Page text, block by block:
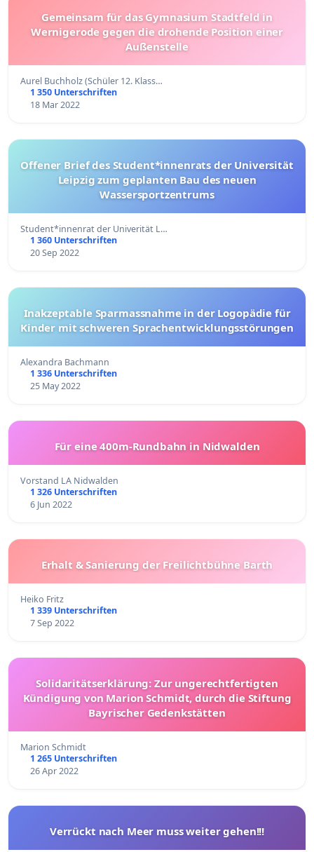
Gemeinsam für das Gymnasium Stadtfeld in
Wernigerode gegen die drohende Position einer
Außenstelle
Aurel Buchholz (Schüler 12. Klass…
1 350 Unterschriften
18 Mar 2022
Offener Brief des Student*innenrats der Universität
Leipzig zum geplanten Bau des neuen
Wassersportzentrums
Student*innenrat der Univerität L…
1 360 Unterschriften
20 Sep 2022
Inakzeptable Sparmassnahme in der Logopädie für
Kinder mit schweren Sprachentwicklungsstörungen
Alexandra Bachmann
1 336 Unterschriften
25 May 2022
Für eine 400m-Rundbahn in Nidwalden
Vorstand LA Nidwalden
1 326 Unterschriften
6 Jun 2022
Erhalt & Sanierung der Freilichtbühne Barth
Heiko Fritz
1 339 Unterschriften
7 Sep 2022
Solidaritätserklärung: Zur ungerechtfertigten
Kündigung von Marion Schmidt, durch die Stiftung
Bayrischer Gedenkstätten
Marion Schmidt
1 265 Unterschriften
26 Apr 2022
Verrückt nach Meer muss weiter gehen!!!